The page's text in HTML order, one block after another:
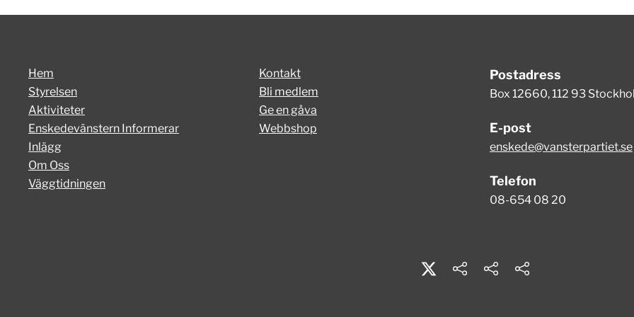
Hem
Styrelsen
Aktiviteter
Enskedevänstern Informerar
Inlägg
Om Oss
Väggtidningen
Kontakt
Bli medlem
Ge en gåva
Webbshop
Postadress
Box 12660, 112 93
E-post
enskede@vansterpartiet.se
Telefon
08-654 08 20